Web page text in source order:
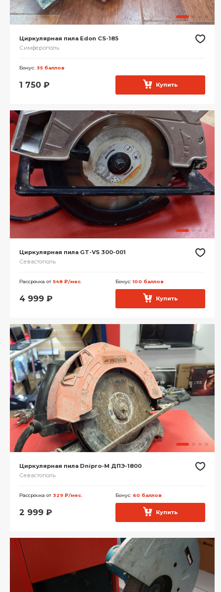
Циркулярная пила Edon CS-185
Симферополь
Бонус: 35 баллов
1 750 ₽ Купить
Циркулярная пила GT-VS 300-001
Севастополь
Рассрочка от 548 ₽/мес. Бонус:100 баллов
4 999 ₽ Купить
Циркулярная пила Dnipro-M ДПЭ-1800
Севастополь
Рассрочка от 329 ₽/мес. Бонус: 60 баллов
2 999 ₽ Купить